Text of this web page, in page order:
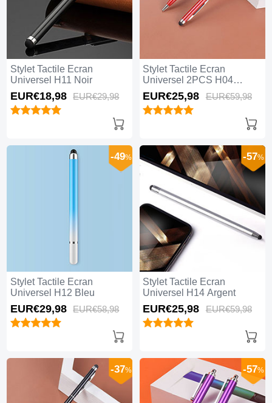
Stylet Tactile Ecran
Universel H11 Noir
EUR€18,98 EUR€29,98
Stylet Tactile Ecran
Universel 2PCS H04
Rouge
EUR€25,98 EUR€59,98
Stylet Tactile Ecran
Universel H12 Bleu
-49%
EUR€29,98 EUR€58,98
Stylet Tactile Ecran
Universel H14 Argent
-57%
EUR€25,98 EUR€59,98
-37% -57%